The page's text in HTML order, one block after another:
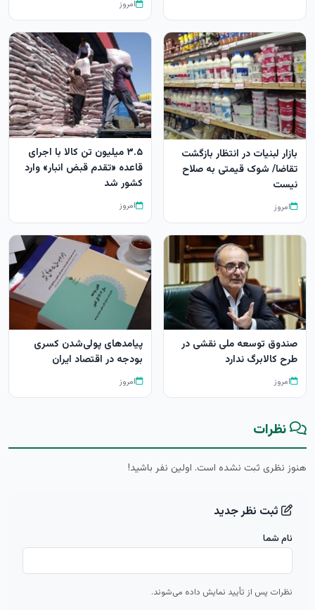
امروز
بازار لبنیات در انتظار بازگشت
تقاضا/ شوک قیمتی به صلاح
نیست
امروز
۳.۵ میلیون تن کالا با اجرای
قاعده «تقدم قبض انبار» وارد
کشور شد
امروز
صندوق توسعه ملی نقشی در
طرح کالابرگ ندارد
امروز
پیامدهای پولی‌شدن کسری
بودجه در اقتصاد ایران
امروز
نظرات
هنوز نظری ثبت نشده است. اولین نفر باشید!
ثبت نظر جدید
نام شما
نظرات پس از تأیید نمایش داده می‌شوند.